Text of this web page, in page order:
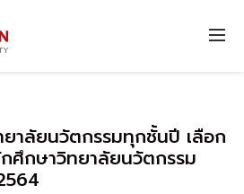
าลัยนวัตกรรมทุกชั้นปี เลือก
ศึกษาวิทยาลัยนวัตกรรม